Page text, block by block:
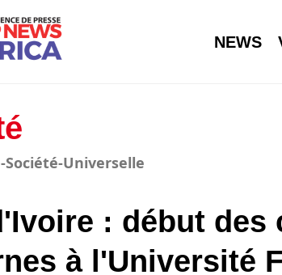
NEWS
Universelle
: début des
à l'Université